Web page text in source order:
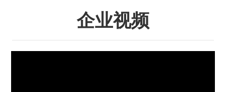
新闻资讯
企业视频